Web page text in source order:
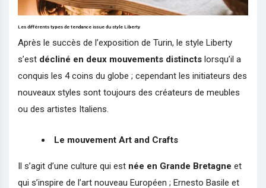
Les différents types de tendance issue du style Liberty
Après le succès de l’exposition de Turin, le style Liberty
s’est décliné en deux mouvements distincts lorsqu’il a
conquis les 4 coins du globe ; cependant les initiateurs des
nouveaux styles sont toujours des créateurs de meubles
ou des artistes Italiens.
Le mouvement Art and Crafts
Il s’agit d’une culture qui est née en Grande Bretagne et
qui s’inspire de l’art nouveau Européen ; Ernesto Basile et